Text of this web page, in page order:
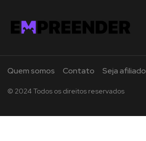
Quem somos Contato Seja afiliado
© 2024 Todos os direitos reservados